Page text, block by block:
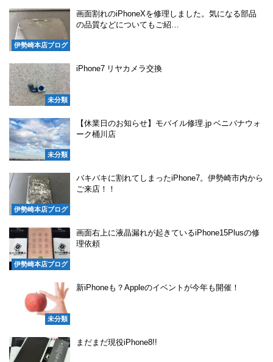
伊勢崎本店ブログ
画面割れのiPhoneXを修理しました。気になる部品
の品質などについてもご紹…
未分類
iPhone7 リヤカメラ交換
未分類
【休業日のお知らせ】モバイル修理.jp ベニバナウォ
ーク桶川店
伊勢崎本店ブログ
バキバキに割れてしまったiPhone7。伊勢崎市内から
ご来店！！
伊勢崎本店ブログ
画面右上に液晶漏れが起きているiPhone15Plusの修
理依頼
未分類
新iPhoneも？Appleのイベントが今年も開催！
まだまだ現役iPhone8!!